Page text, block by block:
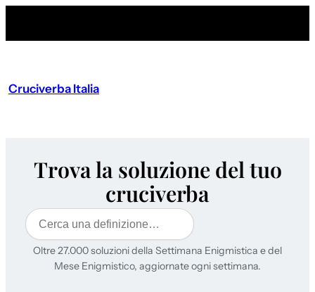
Cruciverba Italia
Trova la soluzione del tuo
cruciverba
Cerca
Oltre 27.000 soluzioni della Settimana Enigmistica e del
Mese Enigmistico, aggiornate ogni settimana.